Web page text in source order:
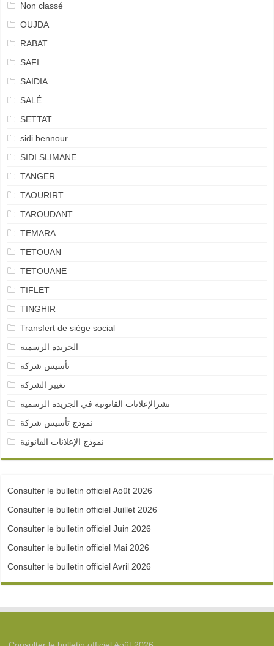
Non classé
OUJDA
RABAT
SAFI
SAIDIA
SALÉ
SETTAT.
sidi bennour
SIDI SLIMANE
TANGER
TAOURIRT
TAROUDANT
TEMARA
TETOUAN
TETOUANE
TIFLET
TINGHIR
Transfert de siège social
الجريدة الرسمية
تأسيس شركة
تغيير الشركة
نشرالإعلانات القانونية في الجريدة الرسمية
نمودج تأسيس شركة
نموذج الإعلانات القانونية
Consulter le bulletin officiel Août 2026
Consulter le bulletin officiel Juillet 2026
Consulter le bulletin officiel Juin 2026
Consulter le bulletin officiel Mai 2026
Consulter le bulletin officiel Avril 2026